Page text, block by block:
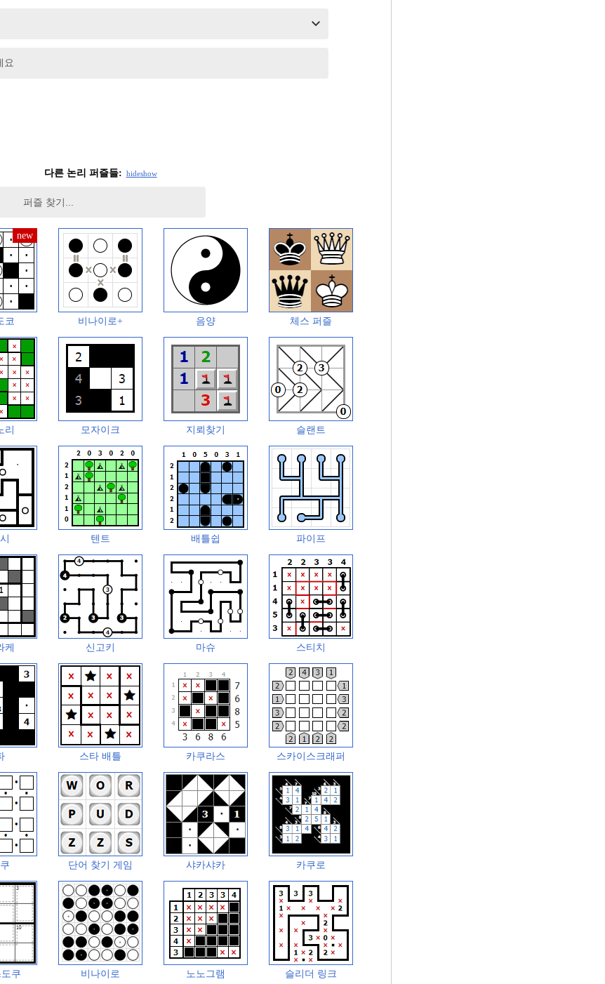
요
다른 논리 퍼즐들: hideshow
코 비나이로+ 음양 체스 퍼즐
리 모자이크 지뢰찾기 슬랜트
텐트 배틀쉽 파이프
케 신고키 마슈 스티치
스타 배틀 카쿠라스 스카이스크래퍼
단어 찾기 게임 샤카샤카 카쿠로
쿠 비나이로 노노그램 슬리더 링크